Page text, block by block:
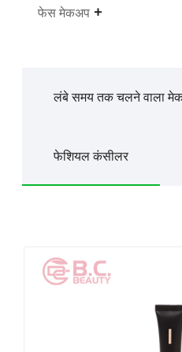
फेस मेकअप
लंबे समय तक चलने वाला
फेशियल कंसीलर